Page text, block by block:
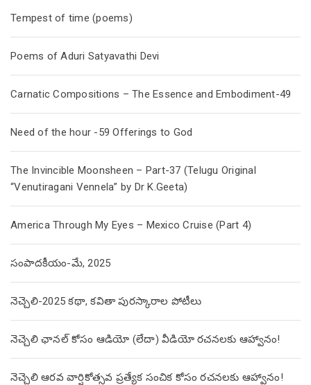
Tempest of time (poems)
Poems of Aduri Satyavathi Devi
Carnatic Compositions – The Essence and Embodiment-49
Need of the hour -59 Offerings to God
The Invincible Moonsheen – Part-37 (Telugu Original
“Venutiragani Vennela” by Dr K.Geeta)
America Through My Eyes – Mexico Cruise (Part 4)
సంపాదకీయం-మే, 2025
నెచ్చెలి-2025 కథా, కవితా పురస్కారాల పోటీలు
నెచ్చెలి ఛానల్ కోసం ఆడియో (లేదా) వీడియో రచనలకు ఆహ్వానం!
నెచ్చెలి ఆరవ వార్షికోత్సవ ప్రత్యేక సంచిక కోసం రచనలకు ఆహ్వానం!